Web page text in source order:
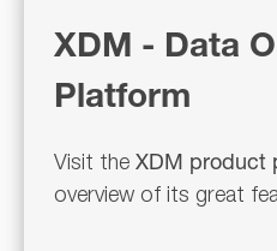
XDM - Data
Platform
Visit the XDM product
overview of its great